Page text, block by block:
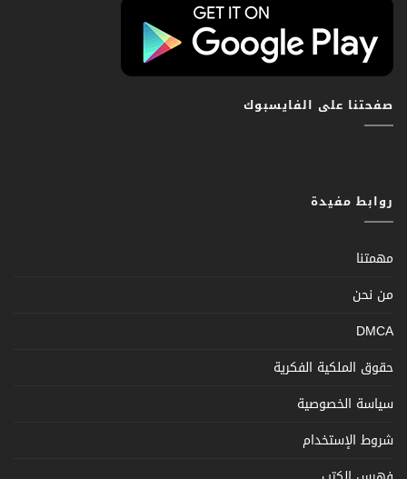
صفحتنا على الفايسبوك
روابط مفيدة
مهمتنا
من نحن
DMCA
حقوق الملكية الفكرية
سياسة الخصوصية
شروط الإستخدام